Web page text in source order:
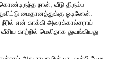
நான், வீடு திரும்ப
மைதானத்துக்கு ஓடினேன்.
என் காக்கி அரைக்கால்சராய்
காற்றில் மெலிதாக துவங்கியது